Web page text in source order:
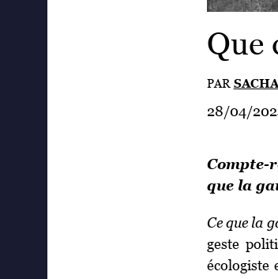
Que
PAR
28/04/
Compte-
que la
Ce que la
geste
écologiste